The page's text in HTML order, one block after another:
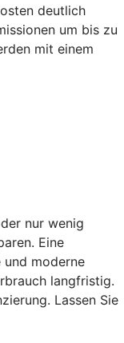
deutlich
um bis zu
mit einem
nur wenig
Eine
und moderne
langfristig.
Lassen Sie